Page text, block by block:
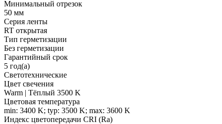
Минимальный отрезок
50 мм
Серия ленты
RT открытая
Тип герметизации
Без герметизации
Гарантийный срок
5 год(а)
Светотехнические
Цвет свечения
Warm | Тёплый 3500 K
Цветовая температура
min: 3400 K; typ: 3500 K; max: 3600 K
Индекс цветопередачи CRI (Ra)